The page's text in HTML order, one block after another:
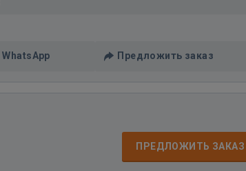
WhatsApp Предложить заказ
ПРЕДЛОЖИТЬ ЗАКАЗ